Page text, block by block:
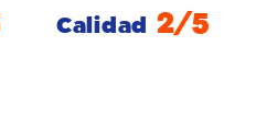
Calidad 2/5